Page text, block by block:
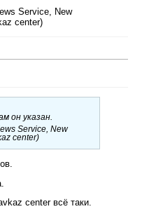
Service, New
center)
он указан.
Service, New
center)
center всё таки.